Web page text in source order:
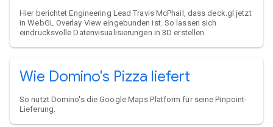
Hier berichtet Engineering Lead Travis McPhail, dass deck.gl jetzt
in WebGL Overlay View eingebunden ist. So lassen sich
eindrucksvolle Datenvisualisierungen in 3D erstellen.
Wie Domino's Pizza liefert
So nutzt Domino's die Google Maps Platform für seine Pinpoint-
Lieferung.